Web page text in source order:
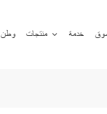
وطن منتجات خدمة